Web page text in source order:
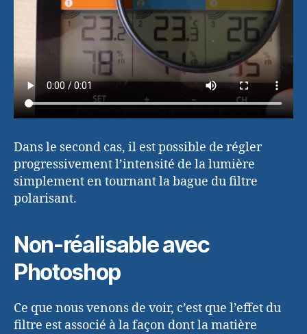
Dans le second cas, il est possible de régler
progressivement l’intensité de la lumière
simplement en tournant la bague du filtre
polarisant.
Non-réalisable avec
Photoshop
Ce que nous venons de voir, c’est que l’effet du
filtre est associé à la façon dont la matière